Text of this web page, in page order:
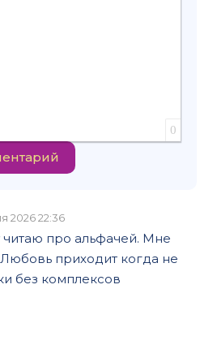
0
2026 22:36
читаю про альфачей. Мне
приходит когда не
без комплексов